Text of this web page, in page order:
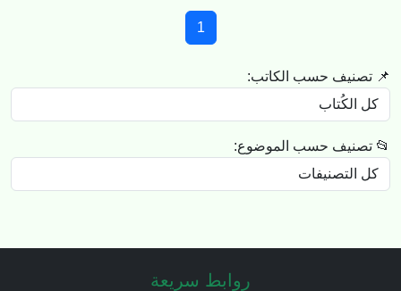
1
📌 تصنيف حسب الكاتب:
📂 تصنيف حسب الموضوع:
روابط سريعة